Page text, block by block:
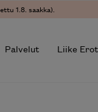
1.8. saakka).
Palvelut Liike